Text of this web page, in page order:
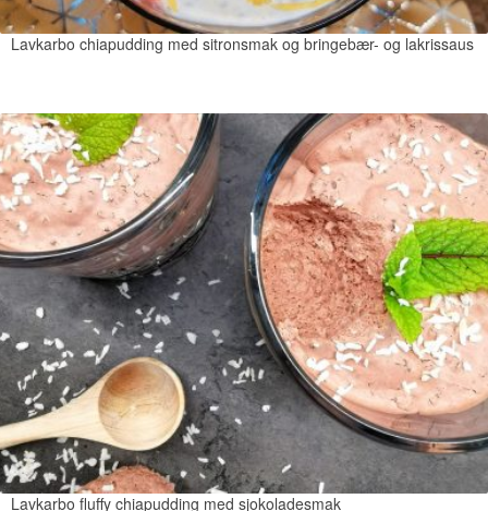
Lavkarbo chiapudding med sitronsmak og bringebær- og lakrissaus
Lavkarbo fluffy chiapudding med sjokoladesmak